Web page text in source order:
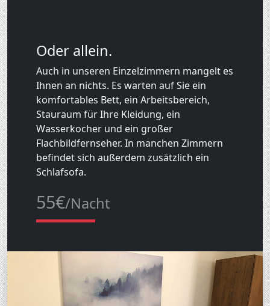
Oder allein.
Auch in unseren Einzelzimmern mangelt es
Ihnen an nichts. Es warten auf Sie ein
komfortables Bett, ein Arbeitsbereich,
Stauraum für Ihre Kleidung, ein
Wasserkocher und ein großer
Flachbildfernseher. In manchen Zimmern
befindet sich außerdem zusätzlich ein
Schlafsofa.
55€/Nacht